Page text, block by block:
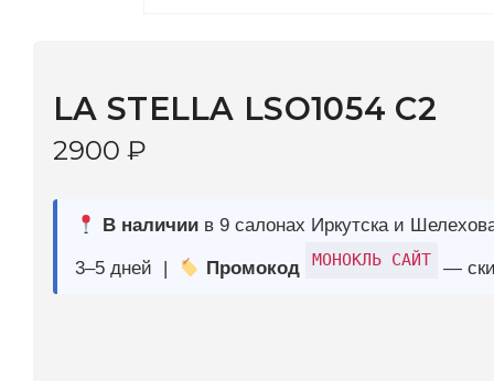
3–5 дней | Промокод — скидка 10%